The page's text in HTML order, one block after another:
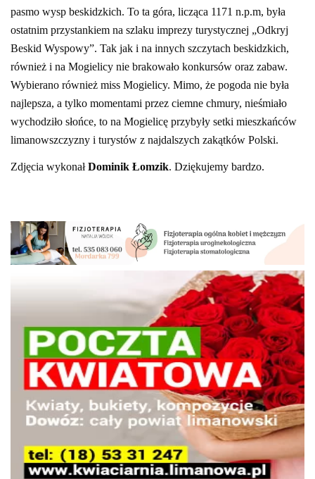
pasmo wysp beskidzkich. To ta góra, licząca 1171 n.p.m, była
ostatnim przystankiem na szlaku imprezy turystycznej „Odkryj
Beskid Wyspowy”. Tak jak i na innych szczytach beskidzkich,
również i na Mogielicy nie brakowało konkursów oraz zabaw.
Wybierano również miss Mogielicy. Mimo, że pogoda nie była
najlepsza, a tylko momentami przez ciemne chmury, nieśmiało
wychodziło słońce, to na Mogielicę przybyły setki mieszkańców
limanowszczyzny i turystów z najdalszych zakątków Polski.
Zdjęcia wykonałDominik Łomzik. Dziękujemy bardzo.